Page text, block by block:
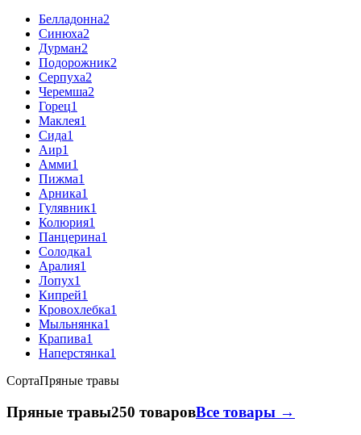
Белладонна2
Синюха2
Дурман2
Подорожник2
Серпуха2
Черемша2
Горец1
Маклея1
Сида1
Аир1
Амми1
Пижма1
Арника1
Гулявник1
Колюрия1
Панцерина1
Солодка1
Аралия1
Лопух1
Кипрей1
Кровохлебка1
Мыльнянка1
Крапива1
Наперстянка1
СортаПряные травы
Пряные травы250 товаровВсе товары →